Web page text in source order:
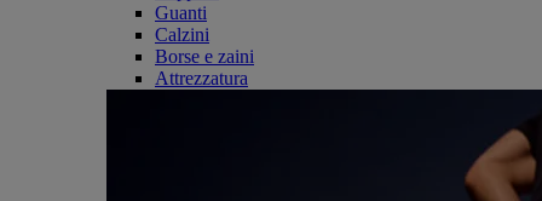
Guanti
Calzini
Borse e zaini
Attrezzatura